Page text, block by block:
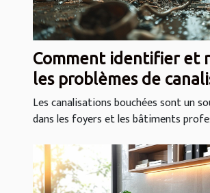
Comment identifier et
les problèmes de
bouchées
Les canalisations bouchées sont un
dans les foyers et les bâtiments